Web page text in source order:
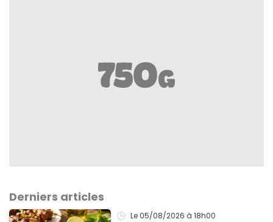
Derniers articles
Le 05/08/2026 à 18h00